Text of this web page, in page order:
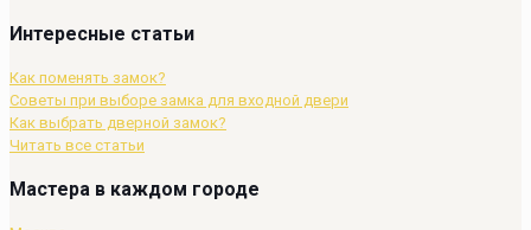
Интересные статьи
Как поменять замок?
Советы при выборе замка для входной двери
Как выбрать дверной замок?
Читать все статьи
Мастера в каждом городе